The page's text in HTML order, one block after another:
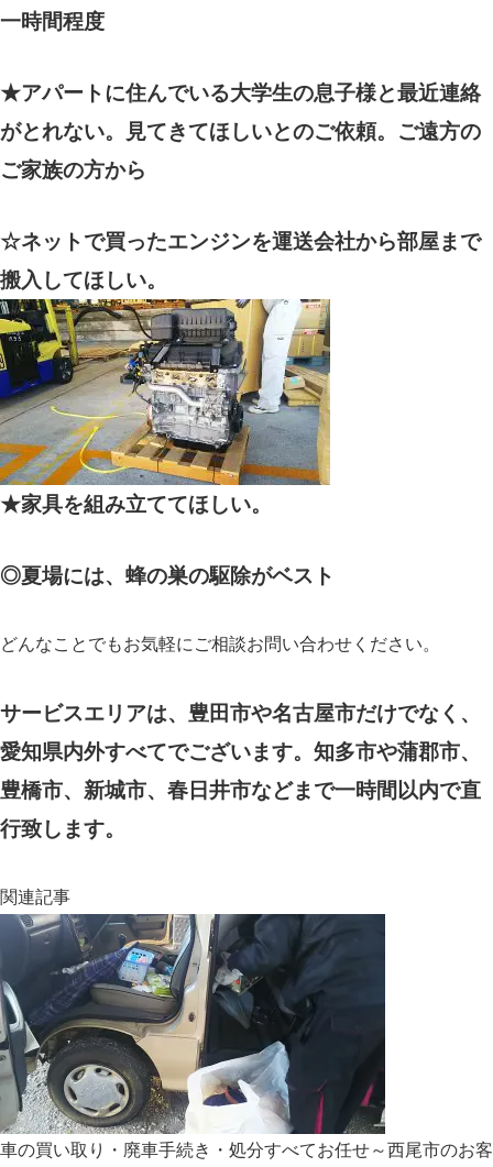
一時間程度
★アパートに住んでいる大学生の息子様と最近連絡
がとれない。見てきてほしいとのご依頼。ご遠方の
ご家族の方から
☆ネットで買ったエンジンを運送会社から部屋まで
搬入してほしい。
★家具を組み立ててほしい。
◎夏場には、蜂の巣の駆除がベスト
どんなことでもお気軽にご相談お問い合わせください。
サービスエリアは、豊田市や名古屋市だけでなく、
愛知県内外すべてでございます。知多市や蒲郡市、
豊橋市、新城市、春日井市などまで一時間以内で直
行致します。
関連記事
車の買い取り・廃車手続き・処分すべてお任せ～西尾市のお客